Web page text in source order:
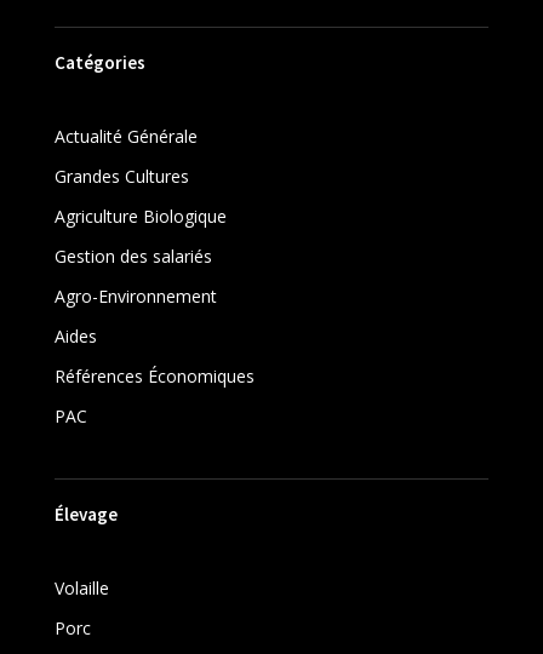
Catégories
Actualité Générale
Grandes Cultures
Agriculture Biologique
Gestion des salariés
Agro-Environnement
Aides
Références Économiques
PAC
Élevage
Volaille
Porc